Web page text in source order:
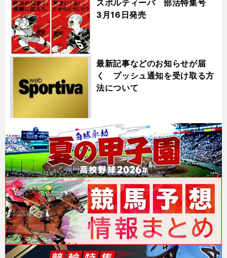
スポルティーバ 部活特集号
3月16日発売
最新記事などのお知らせが届
く プッシュ通知を受け取る方
法について